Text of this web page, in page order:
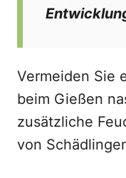
Vermeiden Sie
beim Gießen
zusätzliche
von